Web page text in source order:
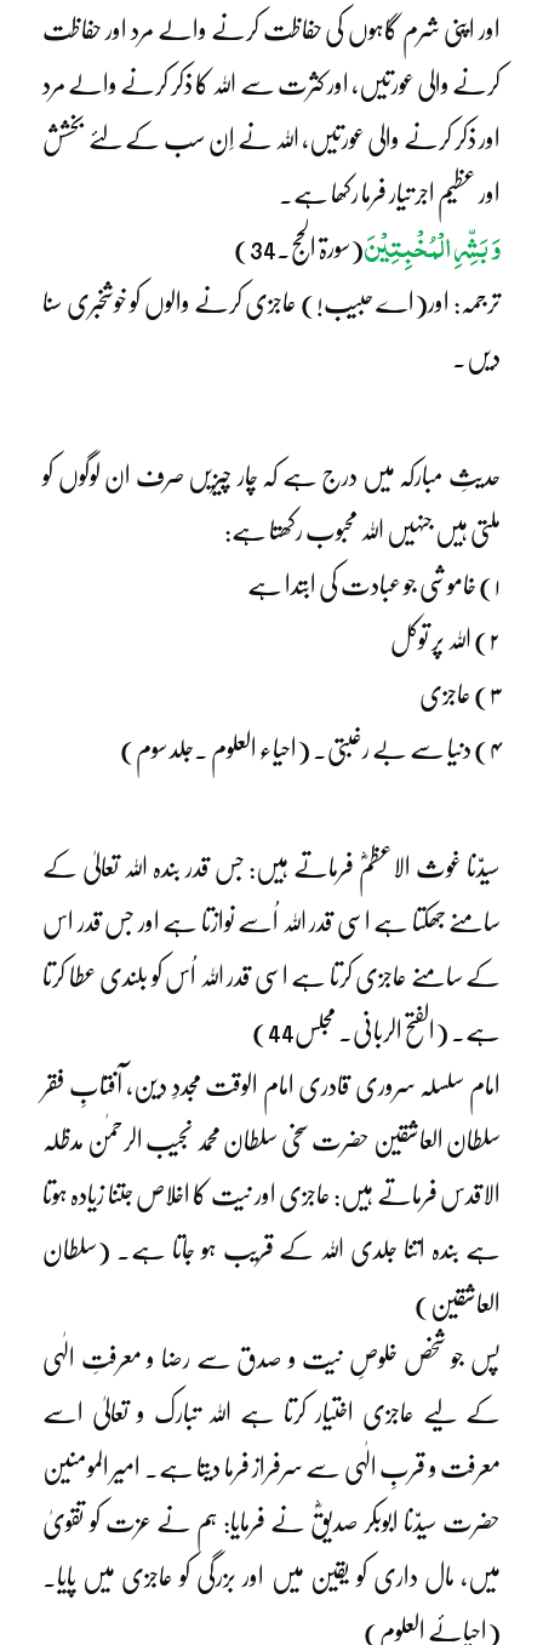
اور اپنی شرم گاہوں کی حفاظت کرنے والے مرد اور حفاظت
کرنے والی عورتیں، اور کثرت سے اللہ کا ذکر کرنے والے مرد
اور ذکر کرنے والی عورتیں، اللہ نے اِن سب کے لئے بخشش
اور عظیم اجر تیار فرما رکھا ہے۔
وَ بَشِّرِ الْمُخْبِتِیْنَ(سورۃ الحج۔34)
ترجمہ: اور(اے حبیب!) عاجزی کرنے والوں کو خوشخبری سنا
دیں۔
حدیثِ مبارکہ میں درج ہے کہ چار چیزیں صرف ان لوگوں کو
ملتی ہیں جنہیں اللہ محبوب رکھتا ہے:
۱) خاموشی جو عبادت کی ابتدا ہے
۲) اللہ پر توکل
۳) عاجزی
۴) دنیا سے بے رغبتی۔ (احیاء العلوم ۔جلد سوم)
سیدّنا غوث الاعظمؓ فرماتے ہیں: جس قدر بندہ اللہ تعالیٰ کے
سامنے جھکتا ہے اسی قدر اللہ اُسے نوازتا ہے اور جس قدر اس
کے سامنے عاجزی کرتا ہے اسی قدر اللہ اُس کو بلندی عطا کرتا
ہے۔ (الفتح الربانی۔ مجلس44)
امام سلسلہ سروری قادری امام الوقت مجددِ دین، آفتابِ فقر
سلطان العاشقین حضرت سخی سلطان محمد نجیب الرحمٰن مدظلہ
الاقدس فرماتے ہیں: عاجزی اور نیت کا اخلاص جتنا زیادہ ہوتا
ہے بندہ اتنا جلدی اللہ کے قریب ہو جاتا ہے۔ (سلطان
العاشقین)
پس جو شخص خلوصِ نیت و صدق سے رضا و معرفتِ الٰہی
کے لیے عاجزی اختیار کرتا ہے اللہ تبارک و تعالیٰ اسے
معرفت و قربِ الٰہی سے سرفراز فرما دیتا ہے۔ امیر المومنین
حضرت سیدّنا ابوبکر صدیقؓ نے فرمایا: ہم نے عزت کو تقویٰ
میں، مال داری کو یقین میں اور بزرگی کو عاجزی میں پایا۔
(احیائے العلوم)